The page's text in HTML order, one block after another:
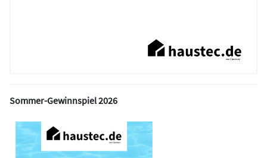
Sommer-Gewinnspiel 2026